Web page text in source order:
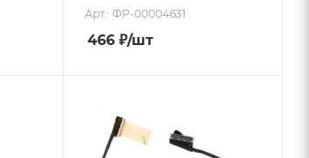
Арт.: ФР-00004631
466₽/шт